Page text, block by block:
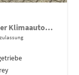
1.0 DIG-T 114PS N-Connecta Teil-Leder Klimaautomatik PDC v+h Rückf.Kamera Bluetooth Touchscreen Apple CarPlay Android Auto 17"LM